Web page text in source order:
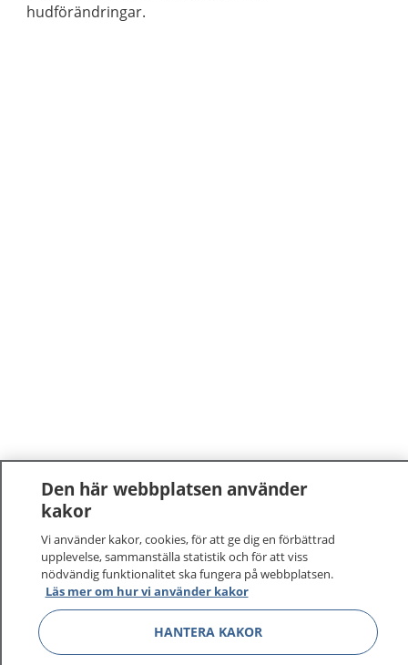
hudförändringar.
1177 –tryggt om din hälsa och vård
På 1177.se får du råd om hälsa och information om
sjukdomar och vilka mottagningar du kan kontakta.
Logga in för att läsa din journal och göra dina
vårdärenden. Ring telefonnummer 1177 för
sjukvårdsrådgivning dygnet runt.
Den här webbplatsen använder
kakor
Vi använder kakor, cookies, för att ge dig en förbättrad
upplevelse, sammanställa statistik och för att viss
nödvändig funktionalitet ska fungera på webbplatsen.
Läs mer om hur vi använder kakor
HANTERA KAKOR